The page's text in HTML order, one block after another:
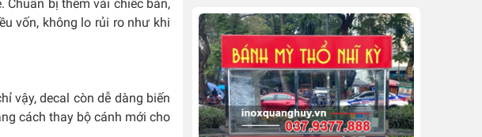
Chuẩn bị thêm vài chiếc bàn,
vốn, không lo rủi ro như khi
vậy, decal còn dễ dàng biến
cách thay bộ cánh mới cho